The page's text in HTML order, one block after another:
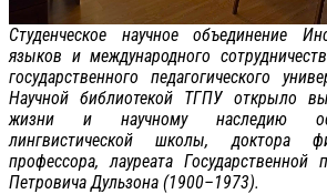
Студенческое научное объединение
языков и международного
государственного педагогического
Научной библиотекой ТГПУ открыло
жизни и научному наследию
лингвистической школы, доктора
профессора, лауреата
Петровича Дульзона (1900–1973).